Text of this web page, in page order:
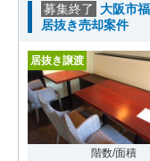
募集終了
大阪市
居抜き売却案件
居抜き譲渡
階数/面積